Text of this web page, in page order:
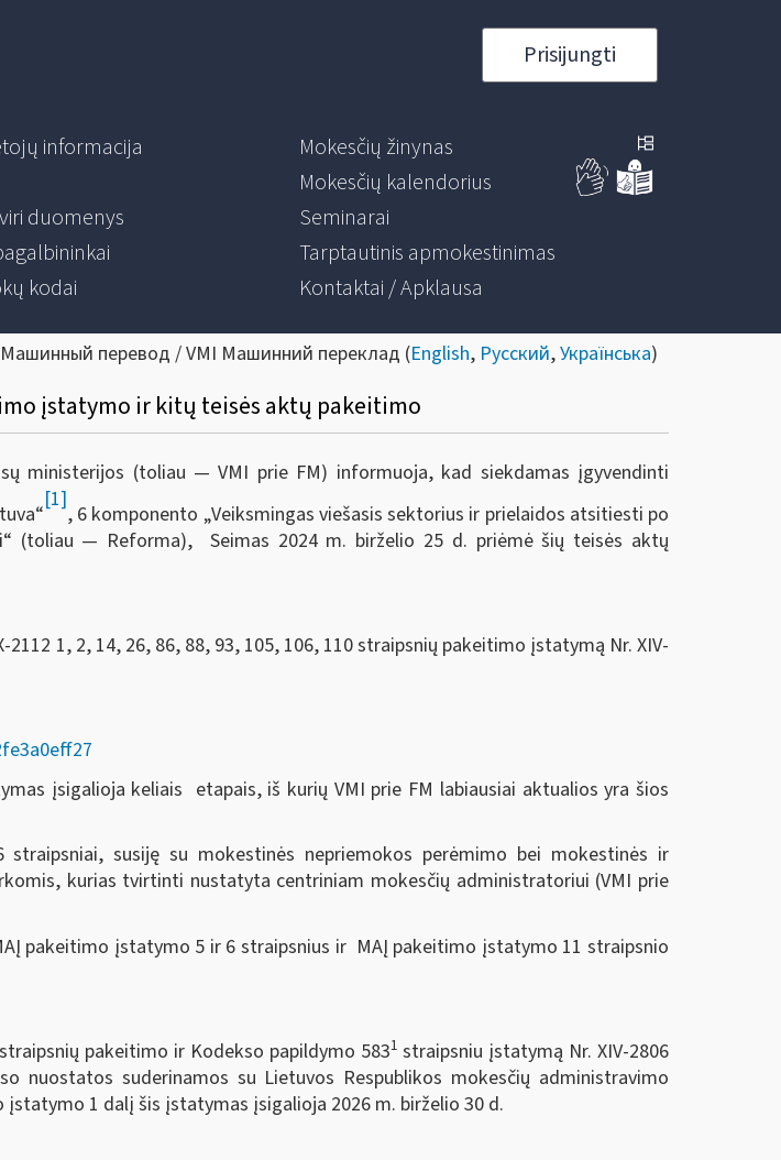
Prisijungti
informacija
duomenys
kodai
Mokesčių žinynas
Mokesčių kalendorius
Seminarai
Tarptautinis apmokestinimas
Kontaktai / Apklausa
перевод / VMI Машинний переклад (English, Русский,Українська)
įstatymo ir kitų teisės aktų pakeitimo
ministerijos (toliau — VMI prie FM) informuoja, kad siekdamas įgyvendinti
[1]
, 6 komponento „Veiksmingas viešasis sektorius ir prielaidos atsitiesti po
(toliau — Reforma), Seimas 2024 m. birželio 25 d. priėmė šių teisės aktų
1, 2, 14, 26, 86, 88, 93, 105, 106, 110 straipsnių pakeitimo įstatymą Nr. XIV-
įsigalioja keliais etapais, iš kurių VMI prie FM labiausiai aktualios yra šios
susiję su mokestinės nepriemokos perėmimo bei mokestinės ir
kurias tvirtinti nustatyta centriniam mokesčių administratoriui (VMI prie
pakeitimo įstatymo 5 ir 6 straipsnius ir MAĮ pakeitimo įstatymo 11 straipsnio
pakeitimo ir Kodekso papildymo 5831 straipsniu įstatymą Nr. XIV-2806
suderinamos su Lietuvos Respublikos mokesčių administravimo
1 dalį šis įstatymas įsigalioja 2026 m. birželio 30 d.